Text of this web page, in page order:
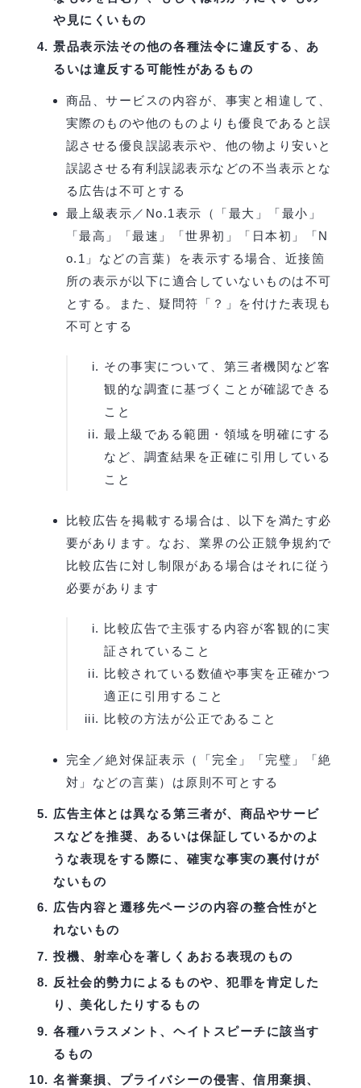
や見にくいもの
景品表示法その他の各種法令に違反する、あ
るいは違反する可能性があるもの
商品、サービスの内容が、事実と相違して、
実際のものや他のものよりも優良であると誤
認させる優良誤認表示や、他の物より安いと
誤認させる有利誤認表示などの不当表示とな
る広告は不可とする
最上級表示／No.1表示（「最大」「最小」
「最高」「最速」「世界初」「日本初」「N
o.1」などの言葉）を表示する場合、近接箇
所の表示が以下に適合していないものは不可
とする。また、疑問符「？」を付けた表現も
不可とする
その事実について、第三者機関など客
観的な調査に基づくことが確認できる
こと
最上級である範囲・領域を明確にする
など、調査結果を正確に引用している
こと
比較広告を掲載する場合は、以下を満たす必
要があります。なお、業界の公正競争規約で
比較広告に対し制限がある場合はそれに従う
必要があります
比較広告で主張する内容が客観的に実
証されていること
比較されている数値や事実を正確かつ
適正に引用すること
比較の方法が公正であること
完全／絶対保証表示（「完全」「完璧」「絶
対」などの言葉）は原則不可とする
広告主体とは異なる第三者が、商品やサービ
スなどを推奨、あるいは保証しているかのよ
うな表現をする際に、確実な事実の裏付けが
ないもの
広告内容と遷移先ページの内容の整合性がと
れないもの
投機、射幸心を著しくあおる表現のもの
反社会的勢力によるものや、犯罪を肯定した
り、美化したりするもの
各種ハラスメント、ヘイトスピーチに該当す
るもの
名誉棄損、プライバシーの侵害、信用棄損、